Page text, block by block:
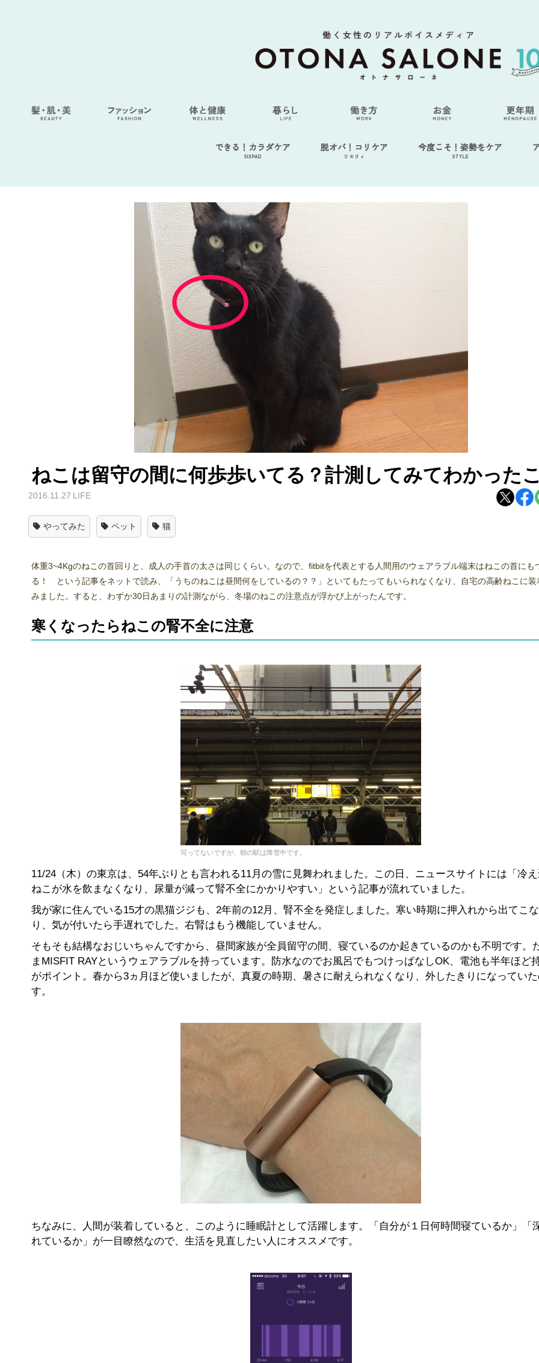
できる！カラダケア
SIXPAD
脱オバ！コリケア
リエリィ
今度こそ！姿勢をケア
STYLE
ねこは留守の間に何歩歩いてる？計測してみてわかった
2016.11.27 LIFE
やってみた ペット 猫
体重3~4Kgのねこの首回りと、成人の手首の太さは同じくらい。なので、fitbitを代表とする人間用のウェアラブル端末はねこの首にも
る！ という記事をネットで読み、「うちのねこは昼間何をしているの？？」といてもたってもいられなくなり、自宅の高齢ねこに装
みました。すると、わずか30日あまりの計測ながら、冬場のねこの注意点が浮かび上がったんです。
寒くなったらねこの腎不全に注意
写ってないですが、朝の駅は降雪中です。
11/24（木）の東京は、54年ぶりとも言われる11月の雪に見舞われました。この日、ニュースサイトには「冷
ねこが水を飲まなくなり、尿量が減って腎不全にかかりやすい」という記事が流れていました。
我が家に住んでいる15才の黒猫ジジも、2年前の12月、腎不全を発症しました。寒い時期に押入れから出てこ
り、気が付いたら手遅れでした。右腎はもう機能していません。
そもそも結構なおじいちゃんですから、昼間家族が全員留守の間、寝ているのか起きているのかも不明です。
まMISFIT RAYというウェアラブルを持っています。防水なのでお風呂でもつけっぱなしOK、電池も半年ほど
がポイント。春から3ヵ月ほど使いましたが、真夏の時期、暑さに耐えられなくなり、外したきりになってい
す。
ちなみに、人間が装着していると、このように睡眠計として活躍します。「自分が１日何時間寝ているか」「
れているか」が一目瞭然なので、生活を見直したい人にオススメです。